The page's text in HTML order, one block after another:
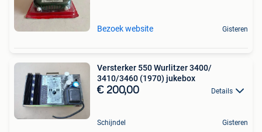
Bezoek website Gisteren
Versterker 550 Wurlitzer 3400/
3410/3460 (1970) jukebox
€ 200,00 Details
Schijndel Gisteren